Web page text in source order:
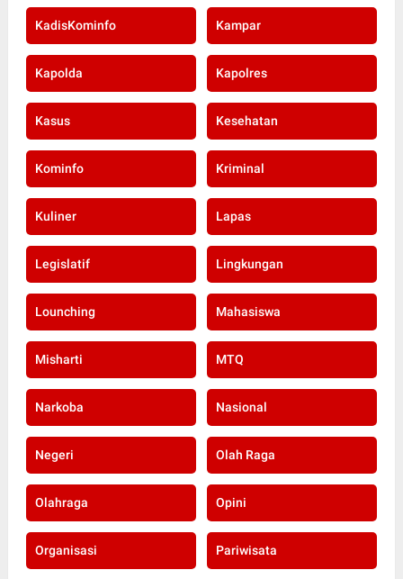
KadisKominfo Kampar
Kapolda Kapolres
Kasus Kesehatan
Kominfo Kriminal
Kuliner Lapas
Legislatif Lingkungan
Lounching Mahasiswa
Misharti MTQ
Narkoba Nasional
Negeri Olah Raga
Olahraga Opini
Organisasi Pariwisata